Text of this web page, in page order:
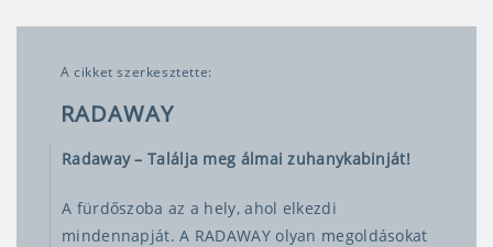
A cikket szerkesztette:
RADAWAY
Radaway – Találja meg álmai zuhanykabinját!
A fürdőszoba az a hely, ahol elkezdi
mindennapját. A RADAWAY olyan megoldásokat